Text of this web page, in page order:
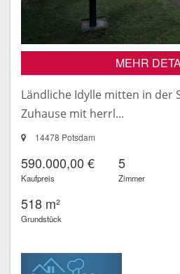
MEHR
Ländliche Idylle mitten in der
Zuhause mit herrl...
14478 Potsdam
590.000,00 €
Kaufpreis
5
Zimmer
518 m²
Grundstück